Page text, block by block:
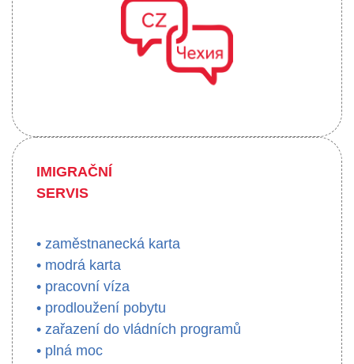
IMIGRAČNÍ
SERVIS
• zaměstnanecká karta
• modrá karta
• pracovní víza
• prodloužení pobytu
• zařazení do vládních programů
• plná moc